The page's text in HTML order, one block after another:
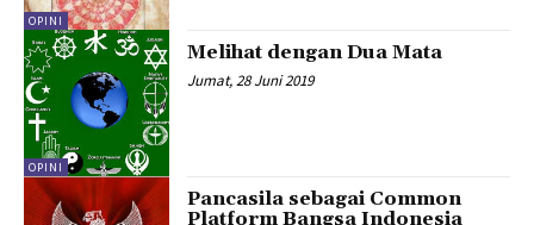
OPINI
OPINI
Melihat dengan Dua Mata
Jumat, 28 Juni 2019
Pancasila sebagai Common
Platform Bangsa Indonesia